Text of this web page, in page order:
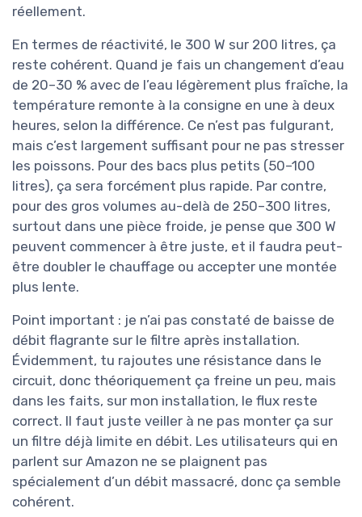
réellement.
En termes de réactivité, le 300 W sur 200 litres, ça
reste cohérent. Quand je fais un changement d’eau
de 20–30 % avec de l’eau légèrement plus fraîche, la
température remonte à la consigne en une à deux
heures, selon la différence. Ce n’est pas fulgurant,
mais c’est largement suffisant pour ne pas stresser
les poissons. Pour des bacs plus petits (50–100
litres), ça sera forcément plus rapide. Par contre,
pour des gros volumes au-delà de 250–300 litres,
surtout dans une pièce froide, je pense que 300 W
peuvent commencer à être juste, et il faudra peut-
être doubler le chauffage ou accepter une montée
plus lente.
Point important : je n’ai pas constaté de baisse de
débit flagrante sur le filtre après installation.
Évidemment, tu rajoutes une résistance dans le
circuit, donc théoriquement ça freine un peu, mais
dans les faits, sur mon installation, le flux reste
correct. Il faut juste veiller à ne pas monter ça sur
un filtre déjà limite en débit. Les utilisateurs qui en
parlent sur Amazon ne se plaignent pas
spécialement d’un débit massacré, donc ça semble
cohérent.